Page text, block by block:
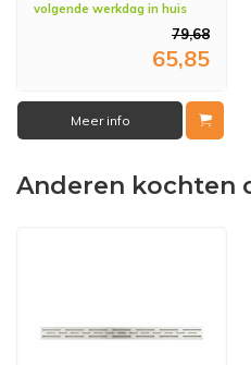
volgende werkdag in huis
79,68
65,85
Meer info
Anderen kochten